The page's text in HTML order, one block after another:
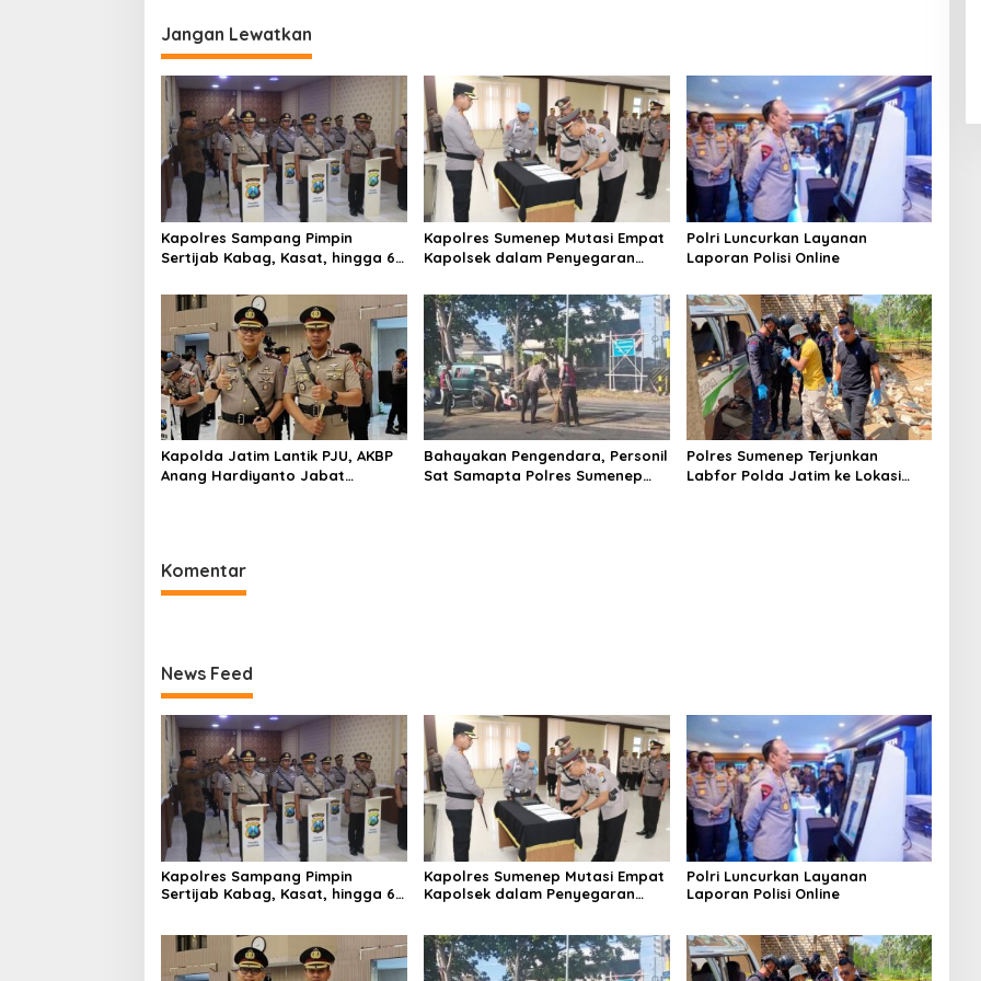
i
g
a
s
i
p
o
s
Jangan Lewatkan
Kapolres Sampang Pimpin
Sertijab Kabag, Kasat, hingga 6
Kapolres Sumenep Mutasi Empat
Kapolsek dalam Penyegaran
Polri Luncurkan Layanan
Laporan Polisi Online
Kapolda Jatim Lantik PJU, AKBP
Anang Hardiyanto Jabat
Bahayakan Pengendara, Personil
Sat Samapta Polres Sumenep
Polres Sumenep Terjunkan
Labfor Polda Jatim ke Lokasi
Komentar
News Feed
Kapolres Sampang Pimpin
Sertijab Kabag, Kasat, hingga 6
Kapolres Sumenep Mutasi Empat
Kapolsek dalam Penyegaran
Polri Luncurkan Layanan
Laporan Polisi Online